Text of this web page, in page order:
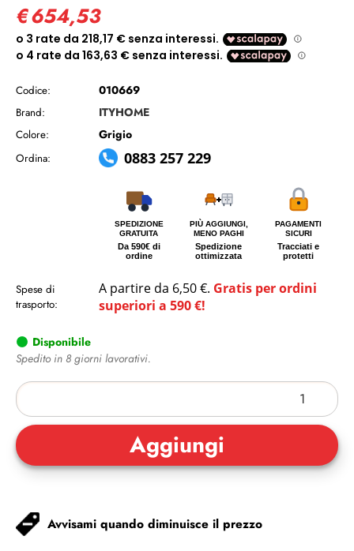
€654,53
Codice: 010669
Brand: ITYHOME
Colore: Grigio
Ordina: 0883 257 229
SPEDIZIONE
GRATUITA
Da 590€ di
ordine
PIÙ AGGIUNGI,
MENO PAGHI
Spedizione
ottimizzata
PAGAMENTI
SICURI
Tracciati e
protetti
Spese di
trasporto:
A partire da 6,50 €. Gratis per ordini
superiori a 590 €!
Disponibile
Spedito in 8 giorni lavorativi.
Avvisami quando diminuisce il prezzo